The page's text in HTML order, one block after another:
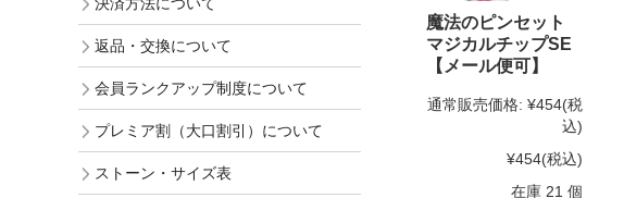
魔法のピンセット
マジカルチップSE
【メール便可】
通常販売価格: ¥454(税
込)
¥454(税込)
在庫 21 個
返品・交換について
会員ランクアップ制度について
プレミア割（大口割引）について
ストーン・サイズ表